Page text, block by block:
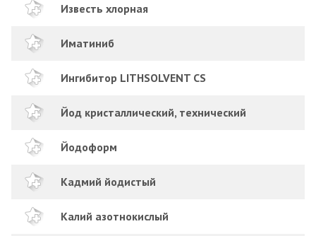
Известь хлорная
Иматиниб
Ингибитор LITHSOLVENT CS
Йод кристаллический, технический
Йодоформ
Кадмий йодистый
Калий азотнокислый